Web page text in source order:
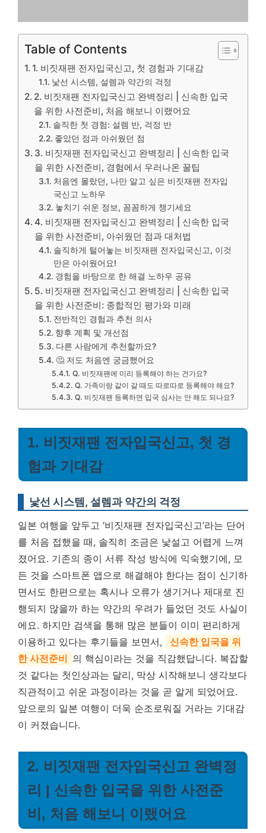
Table of Contents
1. 비짓재팬 전자입국신고, 첫 경험과 기대감
낯선 시스템, 설렘과 약간의 걱정
2. 비짓재팬 전자입국신고 완벽정리 | 신속한 입국
을 위한 사전준비, 처음 해보니 이랬어요
솔직한 첫 경험: 설렘 반, 걱정 반
좋았던 점과 아쉬웠던 점
3. 비짓재팬 전자입국신고 완벽정리 | 신속한 입국
을 위한 사전준비, 경험에서 우러나온 꿀팁
처음엔 몰랐던, 나만 알고 싶은 비짓재팬 전자입
국신고 노하우
놓치기 쉬운 정보, 꼼꼼하게 챙기세요
4. 비짓재팬 전자입국신고 완벽정리 | 신속한 입국
을 위한 사전준비, 아쉬웠던 점과 대처법
솔직하게 털어놓는 비짓재팬 전자입국신고, 이것
만은 아쉬웠어요!
경험을 바탕으로 한 해결 노하우 공유
5. 비짓재팬 전자입국신고 완벽정리 | 신속한 입국
을 위한 사전준비: 종합적인 평가와 미래
전반적인 경험과 추천 의사
향후 계획 및 개선점
다른 사람에게 추천할까요?
🤔 저도 처음엔 궁금했어요
Q. 비짓재팬에 미리 등록해야 하는 건가요?
Q. 가족이랑 같이 갈 때도 따로따로 등록해야 해요?
Q. 비짓재팬 등록하면 입국 심사는 안 해도 되나요?
1. 비짓재팬 전자입국신고, 첫 경
험과 기대감
낯선 시스템, 설렘과 약간의 걱정
일본 여행을 앞두고 ‘비짓재팬 전자입국신고’라는 단어
를 처음 접했을 때, 솔직히 조금은 낯설고 어렵게 느껴
졌어요. 기존의 종이 서류 작성 방식에 익숙했기에, 모
든 것을 스마트폰 앱으로 해결해야 한다는 점이 신기하
면서도 한편으로는 혹시나 오류가 생기거나 제대로 진
행되지 않을까 하는 약간의 우려가 들었던 것도 사실이
에요. 하지만 검색을 통해 많은 분들이 이미 편리하게
이용하고 있다는 후기들을 보면서,
신속한 입국을 위
한 사전준비 의 핵심이라는 것을 직감했답니다. 복잡할
것 같다는 첫인상과는 달리, 막상 시작해보니 생각보다
직관적이고 쉬운 과정이라는 것을 곧 알게 되었어요.
앞으로의 일본 여행이 더욱 순조로워질 거라는 기대감
이 커졌습니다.
2. 비짓재팬 전자입국신고 완벽정
리 | 신속한 입국을 위한 사전준
비, 처음 해보니 이랬어요